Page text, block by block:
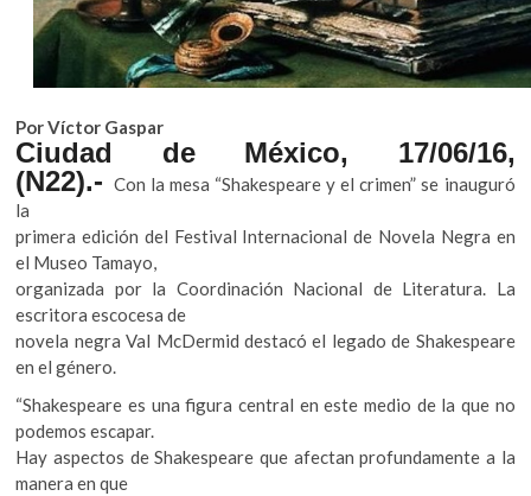
p
e
n
Por Víctor Gaspar
Ciudad de México, 17/06/16,
(N22).- Con la mesa “Shakespeare y el crimen” se inauguró
la
primera edición del Festival Internacional de Novela Negra en
el Museo Tamayo,
organizada por la Coordinación Nacional de Literatura. La
escritora escocesa de
novela negra Val McDermid destacó el legado de Shakespeare
en el género.
“Shakespeare es una figura central en este medio de la que no
podemos escapar.
Hay aspectos de Shakespeare que afectan profundamente a la
manera en que